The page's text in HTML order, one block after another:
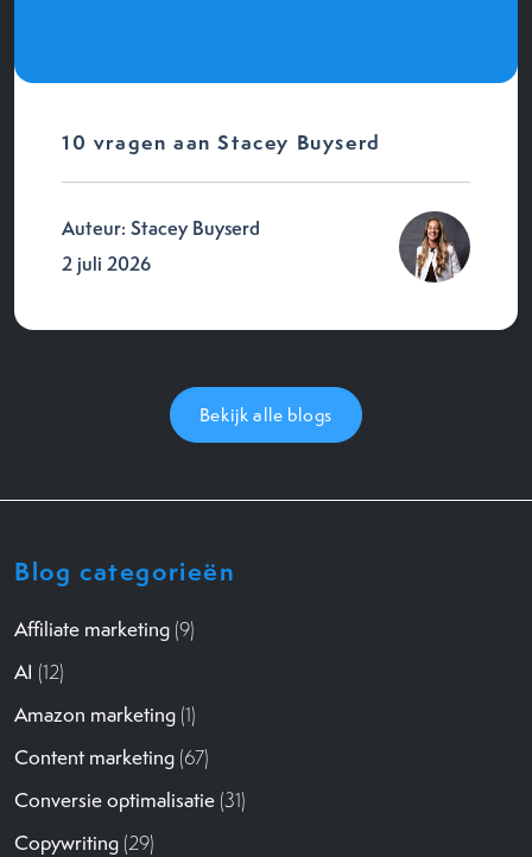
10 vragen aan Stacey Buyserd
Auteur: Stacey Buyserd
2 juli 2026
Bekijk alle blogs
Blog categorieën
Affiliate marketing (9)
AI (12)
Amazon marketing (1)
Content marketing (67)
Conversie optimalisatie (31)
Copywriting (29)